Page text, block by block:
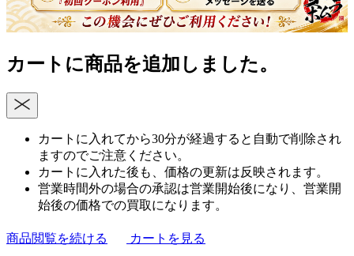
カートに商品を追加しました。
カートに入れてから30分が経過すると自動で削除され
ますのでご注意ください。
カートに入れた後も、価格の更新は反映されます。
営業時間外の場合の承認は営業開始後になり、営業開
始後の価格での買取になります。
商品閲覧を続ける カートを見る